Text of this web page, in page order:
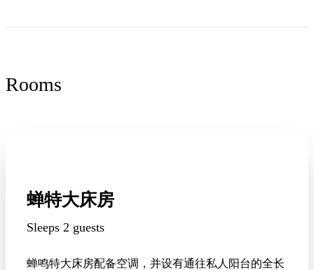
Rooms
蝉特大床房
Sleeps 2 guests
蝉鸣特大床房配备空调，并设有通往私人阳台的全长